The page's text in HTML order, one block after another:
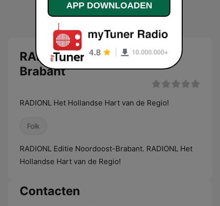
RADIONL Editie Noordoost-
Brabant
RADIONL Het Hollandse Hart van de Regio!
Folk
RADIONL Editie Noordoost-Brabant. RADIONL Het
Hollandse Hart van de Regio!
Contacten
APP DOWNLOADEN